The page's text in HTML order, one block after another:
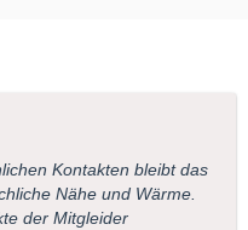
Kontakten bleibt das
Nähe und Wärme.
der Mitgleider